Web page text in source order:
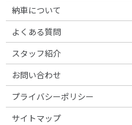
納車について
よくある質問
スタッフ紹介
お問い合わせ
プライバシーポリシー
サイトマップ